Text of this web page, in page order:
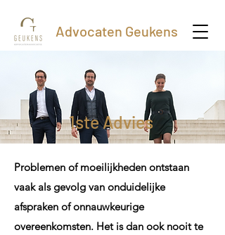
Advocaten Geukens
1ste Advies
Problemen of moeilijkheden ontstaan
vaak als gevolg van onduidelijke
afspraken of onnauwkeurige
overeenkomsten. Het is dan ook nooit te